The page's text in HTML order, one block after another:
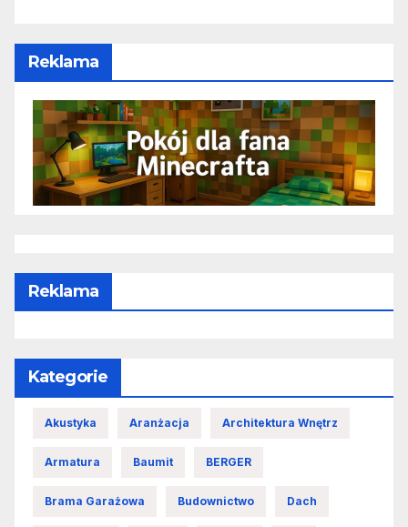
Reklama
Reklama
Kategorie
Akustyka Aranżacja Architektura Wnętrz
Armatura Baumit BERGER
Brama Garażowa Budownictwo Dach